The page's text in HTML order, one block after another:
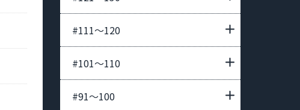
#111〜120
#101〜110
#91〜100